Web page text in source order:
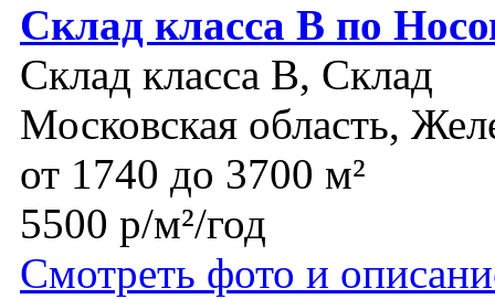
Склад класса В по
Склад класса B, Склад
Московская область,
от 1740 до 3700 м²
5500 р/м²/год
Смотреть фото и